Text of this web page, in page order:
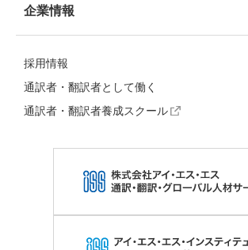
企業情報
採用情報
通訳者・翻訳者として働く
通訳者・翻訳者養成スクール